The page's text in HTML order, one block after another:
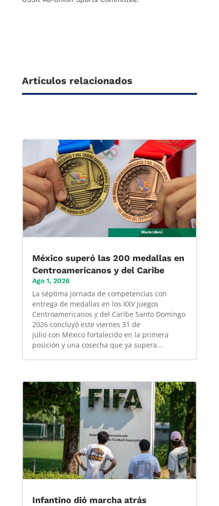
Artículos relacionados
México superó las 200 medallas en
Centroamericanos y del Caribe
Ago 1, 2026
La séptima jornada de competencias con
entrega de medallas en los XXV Juegos
Centroamericanos y del Caribe Santo Domingo
2026 concluyó este viernes 31 de
julio con México fortalecido en la primera
posición y una cosecha que ya supera...
Infantino dió marcha atrás